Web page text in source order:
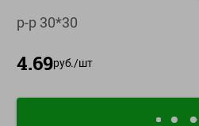
Мой Green
Приложение Green c
доставкой и бонусной картой
р-р 30*30
4.69руб./шт